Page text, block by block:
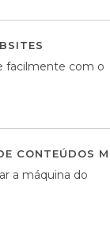
facilmente com o
CONTEÚDOS
a máquina do